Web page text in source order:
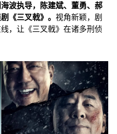
波执导，陈建斌、董勇、郝
《三叉戟》。 视角新颖，剧
，让《三叉戟》在诸多刑侦